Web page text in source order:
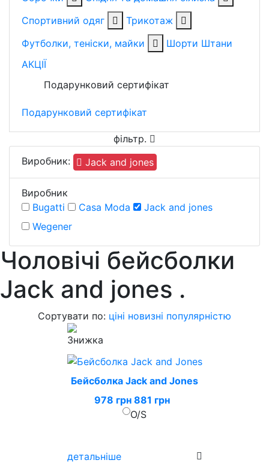
Спортивний одяг
Трикотаж
Футболки, теніски, майки
Шорти Штани
АКЦІЇ
Подарунковий сертифікат
Подарунковий сертифікат
фільтр.
Виробник:
Jack and jones
Виробник
Bugatti
Casa Moda
Jack and jones
Wegener
Чоловічі бейсболки
Jack and jones .
Сортувати по: ціні новизні популярністю
Бейсболка Jack and Jones
978 грн 881 грн
O/S
детальніше